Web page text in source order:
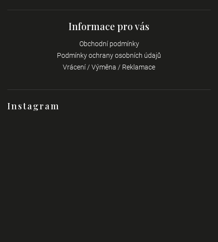
Instagram
Informace pro vás
Obchodní podmínky
Podmínky ochrany osobních údajů
Vrácení / Výměna / Reklamace